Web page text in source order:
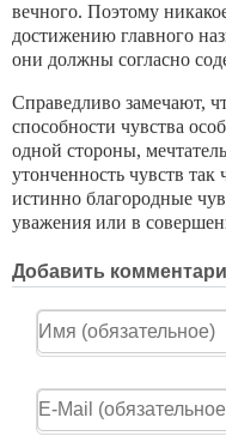
вечного. Поэтому
достижению главного
они должны согласно
Справедливо замечают,
способности чувства
одной стороны,
утонченность чувств так
истинно благородные
уважения или в
Добавить